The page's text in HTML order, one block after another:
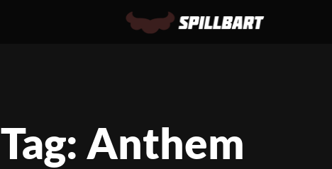
Tag: Anthem